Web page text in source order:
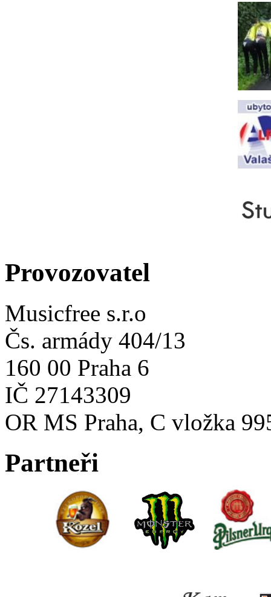
Provozovatel
Musicfree s.r.o
Čs. armády 404/13
160 00 Praha 6
IČ 27143309
OR MS Praha, C vložka
Partneři